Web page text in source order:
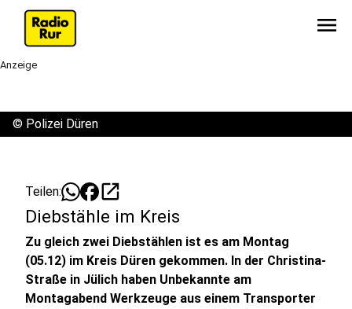
menu
Anzeige
© Polizei Düren
Teilen: open_in_new
Diebstähle im Kreis
Zu gleich zwei Diebstählen ist es am Montag
(05.12) im Kreis Düren gekommen. In der Christina-
Straße in Jülich haben Unbekannte am
Montagabend Werkzeuge aus einem Transporter